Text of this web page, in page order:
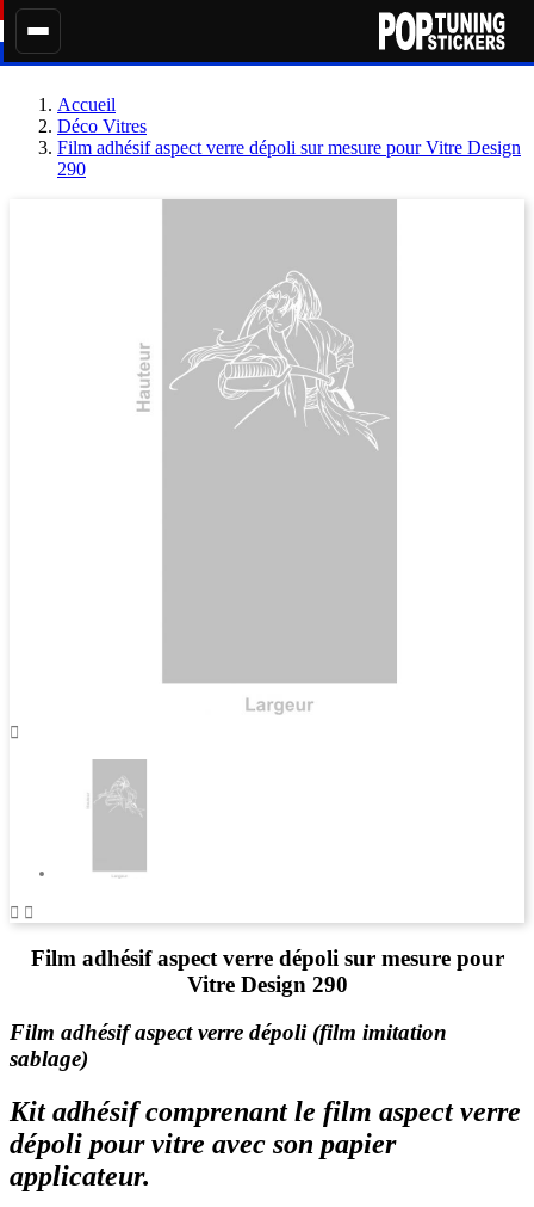
Accueil
Déco Vitres
Film adhésif aspect verre dépoli sur mesure pour Vitre Design
290

 
Film adhésif aspect verre dépoli sur mesure pour
Vitre Design 290
Film adhésif aspect verre dépoli (film imitation
sablage)
Kit adhésif comprenant le film aspect verre
dépoli pour vitre avec son papier
applicateur.